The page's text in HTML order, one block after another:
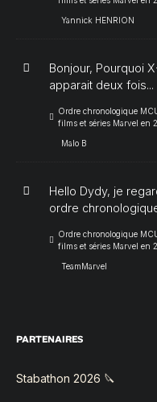
Yannick HENRION
Bonjour, Pourquoi
apparait deux fois...
Ordre chronologique
films et séries Marvel en
Malo B
Hello Dydy, je
ordre
Ordre chronologique
films et séries Marvel en
TeamMarvel
PARTENAIRES
Stabathon 2026 🔪